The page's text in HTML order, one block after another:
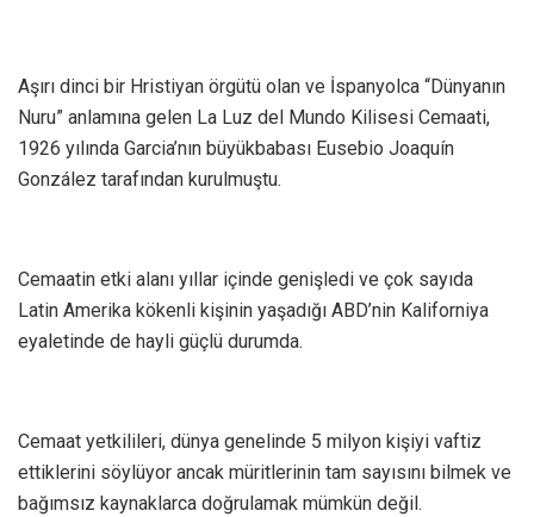
Aşırı dinci bir Hristiyan örgütü olan ve İspanyolca “Dünyanın
Nuru” anlamına gelen La Luz del Mundo Kilisesi Cemaati,
1926 yılında Garcia’nın büyükbabası Eusebio Joaquín
González tarafından kurulmuştu.
Cemaatin etki alanı yıllar içinde genişledi ve çok sayıda
Latin Amerika kökenli kişinin yaşadığı ABD’nin Kaliforniya
eyaletinde de hayli güçlü durumda.
Cemaat yetkilileri, dünya genelinde 5 milyon kişiyi vaftiz
ettiklerini söylüyor ancak müritlerinin tam sayısını bilmek ve
bağımsız kaynaklarca doğrulamak mümkün değil.